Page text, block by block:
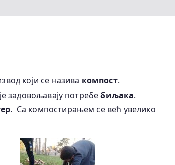
који се назива компост.
задовољавају потребебиљака.
. Са компостирањем се већ увелико